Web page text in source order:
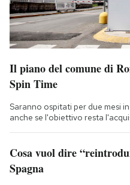
Il piano del comune di
Spin Time
Saranno ospitati per due mesi
anche se l'obiettivo resta
Cosa vuol dire
Spagna